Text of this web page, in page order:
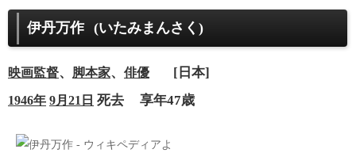
伊丹万作 (いたみまんさく)
映画監督、 脚本家、 俳優 [日本]
1946年 9月21日 死去 享年47歳